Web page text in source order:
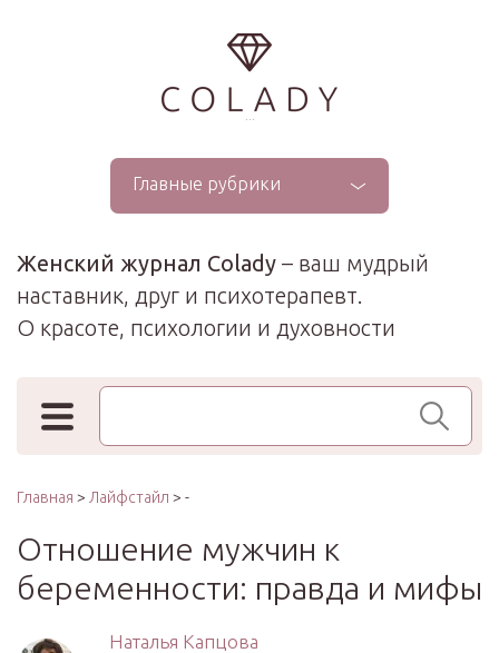
...
Главные рубрики
Женский журнал Colady – ваш мудрый
наставник, друг и психотерапевт.
О красоте, психологии и духовности
Поиск по сайту
Главная > Лайфстайл > -
Отношение мужчин к
беременности: правда и мифы
Наталья Капцова